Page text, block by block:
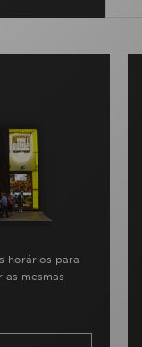
horários para
as mesmas